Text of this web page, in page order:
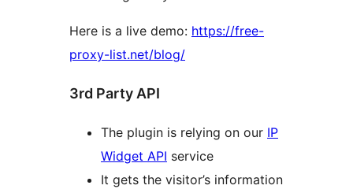
Here is a live demo: https://free-
proxy-list.net/blog/
3rd Party API
The plugin is relying on our IP
Widget API service
It gets the visitor’s information